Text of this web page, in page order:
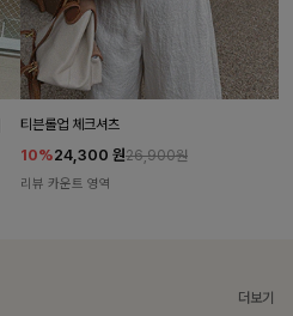
티븐롤업 체크셔츠
10%24,300 원26,900원
리뷰 카운트 영역
더보기